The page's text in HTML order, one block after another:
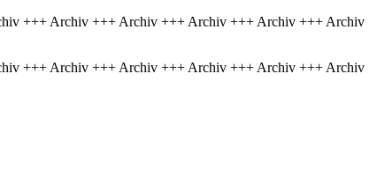
+++ Archiv +++ Archiv +++ Archiv +++ Archiv +++ Archiv
+++ Archiv +++ Archiv +++ Archiv +++ Archiv +++ Archiv